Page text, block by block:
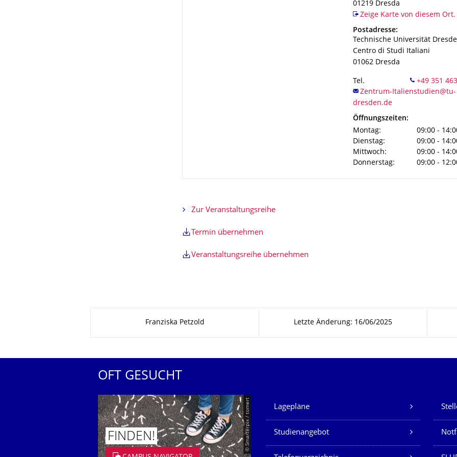
01219 Dresda
Zeige Karte von diesem Ort.
Adresse
Postadresse:
Technische Universität
Centro di Studi Italiani
01062 Dresda
Tel.
Öffnungszeiten:
Montag:
09:00 -
Dienstag:
09:00 -
Mittwoch:
09:00 -
Donnerstag:
09:00 -
Zur Veranstaltungsreihe
Termin übernehmen
Veranstaltungsreihe übernehmen
Franziska Petzold Letzte Änderung: 16/06/2025
OFT GESUCHT
© Smarterpix / tomert
FINDEN!
Unsere Dienste
Lagepläne
Studienangebot